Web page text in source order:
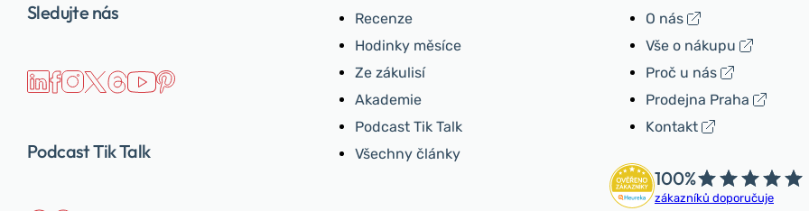
Sledujte nás
Podcast Tik Talk
Recenze
Hodinky měsíce
Ze zákulisí
Akademie
Podcast Tik Talk
Všechny články
O nás
Vše o nákupu
Proč u nás
Prodejna Praha
Kontakt
100%
zákazníků doporučuje